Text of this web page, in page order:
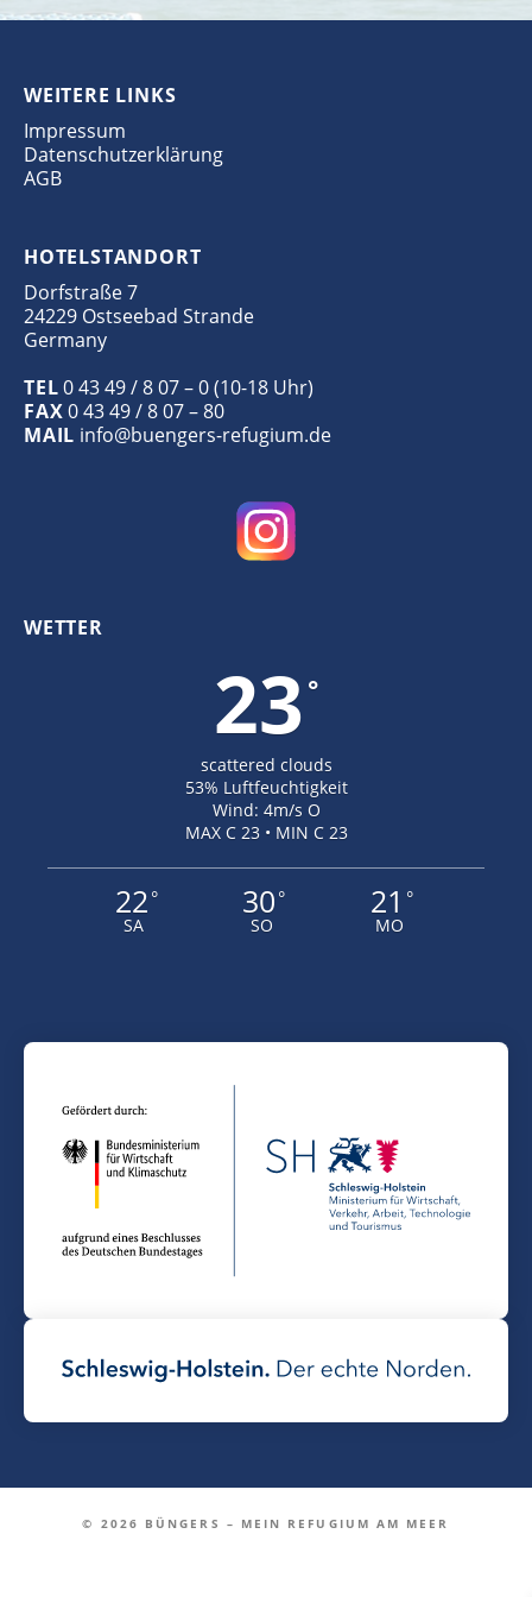
WEITERE LINKS
Impressum
Datenschutzerklärung
AGB
HOTELSTANDORT
Dorfstraße 7
24229 Ostseebad Strande
Germany
TEL0 43 49 / 8 07 – 0 (10-18 Uhr)
FAX0 43 49 / 8 07 – 80
MAIL info@buengers-refugium.de
WETTER
23 °
scattered clouds
53% Luftfeuchtigkeit
Wind: 4m/s O
MAX C 23 • MIN C 23
22 °
SA
30 °
SO
21 °
MO
© 2026 BÜNGERS – MEIN REFUGIUM AM MEER